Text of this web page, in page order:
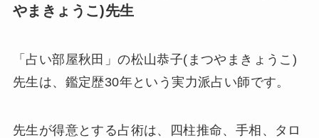
やまきょうこ)先生
「占い部屋秋田」の松山恭子(まつやまきょうこ)
先生は、鑑定歴30年という実力派占い師です。
先生が得意とする占術は、四柱推命、手相、タロ